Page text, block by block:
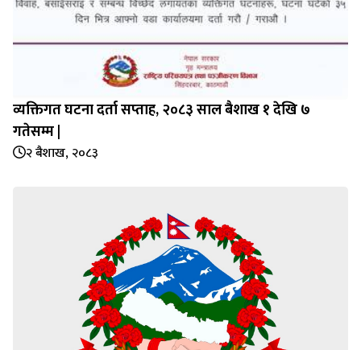
व्यक्तिगत घटना दर्ता सप्‍ताह, २०८३ साल बैशाख १ देखि ७
गतेसम्म |
२ बैशाख, २०८३